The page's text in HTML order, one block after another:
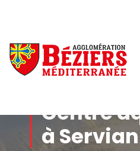
Centre
à Servian